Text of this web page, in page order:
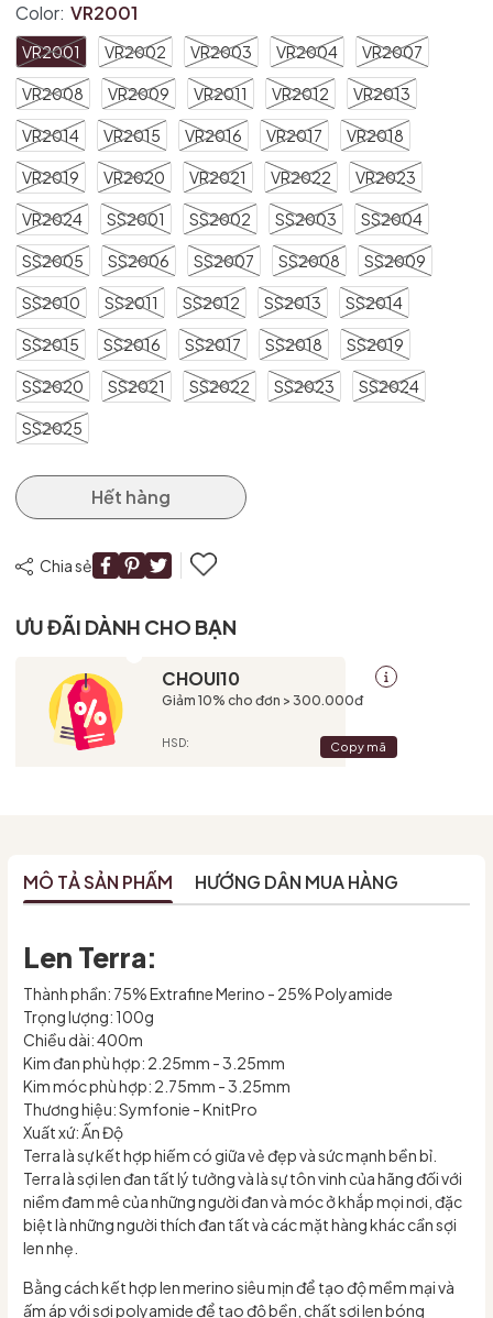
Color: VR2001
VR2001 VR2002 VR2003 VR2004 VR2007
VR2008 VR2009 VR2011 VR2012 VR2013
VR2014 VR2015 VR2016 VR2017 VR2018
VR2019 VR2020 VR2021 VR2022 VR2023
VR2024 SS2001 SS2002 SS2003 SS2004
SS2005 SS2006 SS2007 SS2008 SS2009
SS2010 SS2011 SS2012 SS2013 SS2014
SS2015 SS2016 SS2017 SS2018 SS2019
SS2020 SS2021 SS2022 SS2023 SS2024
SS2025
Hết hàng
Chia sẻ
ƯU ĐÃI DÀNH CHO BẠN
CHOUI10
Giảm 10% cho đơn > 300.000đ
HSD: Copy mã
MÔ TẢ SẢN PHẨM HƯỚNG DẪN MUA HÀNG
Len Terra:
Thành phần: 75% Extrafine Merino - 25% Polyamide
Trọng lượng: 100g
Chiều dài: 400m
Kim đan phù hợp: 2.25mm - 3.25mm
Kim móc phù hợp: 2.75mm - 3.25mm
Thương hiệu: Symfonie - KnitPro
Xuất xứ: Ấn Độ
Terra là sự kết hợp hiếm có giữa vẻ đẹp và sức mạnh bền bỉ.
Terra là sợi len đan tất lý tưởng và là sự tôn vinh của hãng đối với
niềm đam mê của những người đan và móc ở khắp mọi nơi, đặc
biệt là những người thích đan tất và các mặt hàng khác cần sợi
len nhẹ.
Bằng cách kết hợp len merino siêu mịn để tạo độ mềm mại và
ấm áp với sợi polyamide để tạo độ bền, chất sợi len bóng